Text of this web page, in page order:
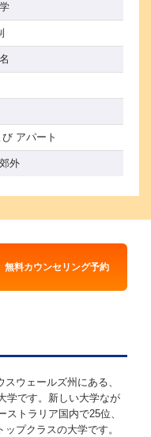
アパート
外
無料カウンセリング予約
ウェールズ州にある、
学です。新しい大学なが
トラリア国内で25位、
プクラスの大学です。